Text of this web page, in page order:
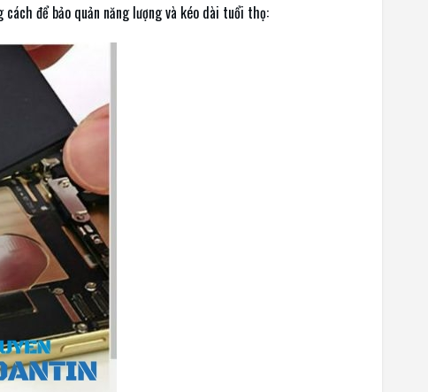
để bảo quản năng lượng và kéo dài tuổi thọ: